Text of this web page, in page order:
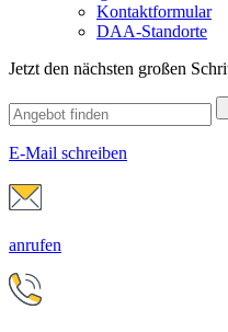
Kontaktformular
DAA-Standorte
Jetzt den nächsten großen
E-Mail schreiben
anrufen